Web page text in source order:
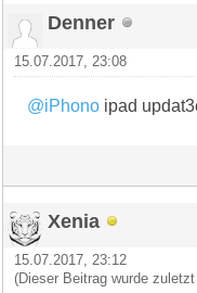
Denner
15.07.2017, 23:08
@iPhono ipad
Xenia
15.07.2017, 23:12
(Dieser Beitrag wurde